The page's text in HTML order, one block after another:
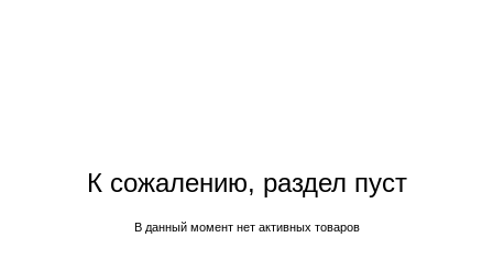
К сожалению, раздел пуст
В данный момент нет активных товаров